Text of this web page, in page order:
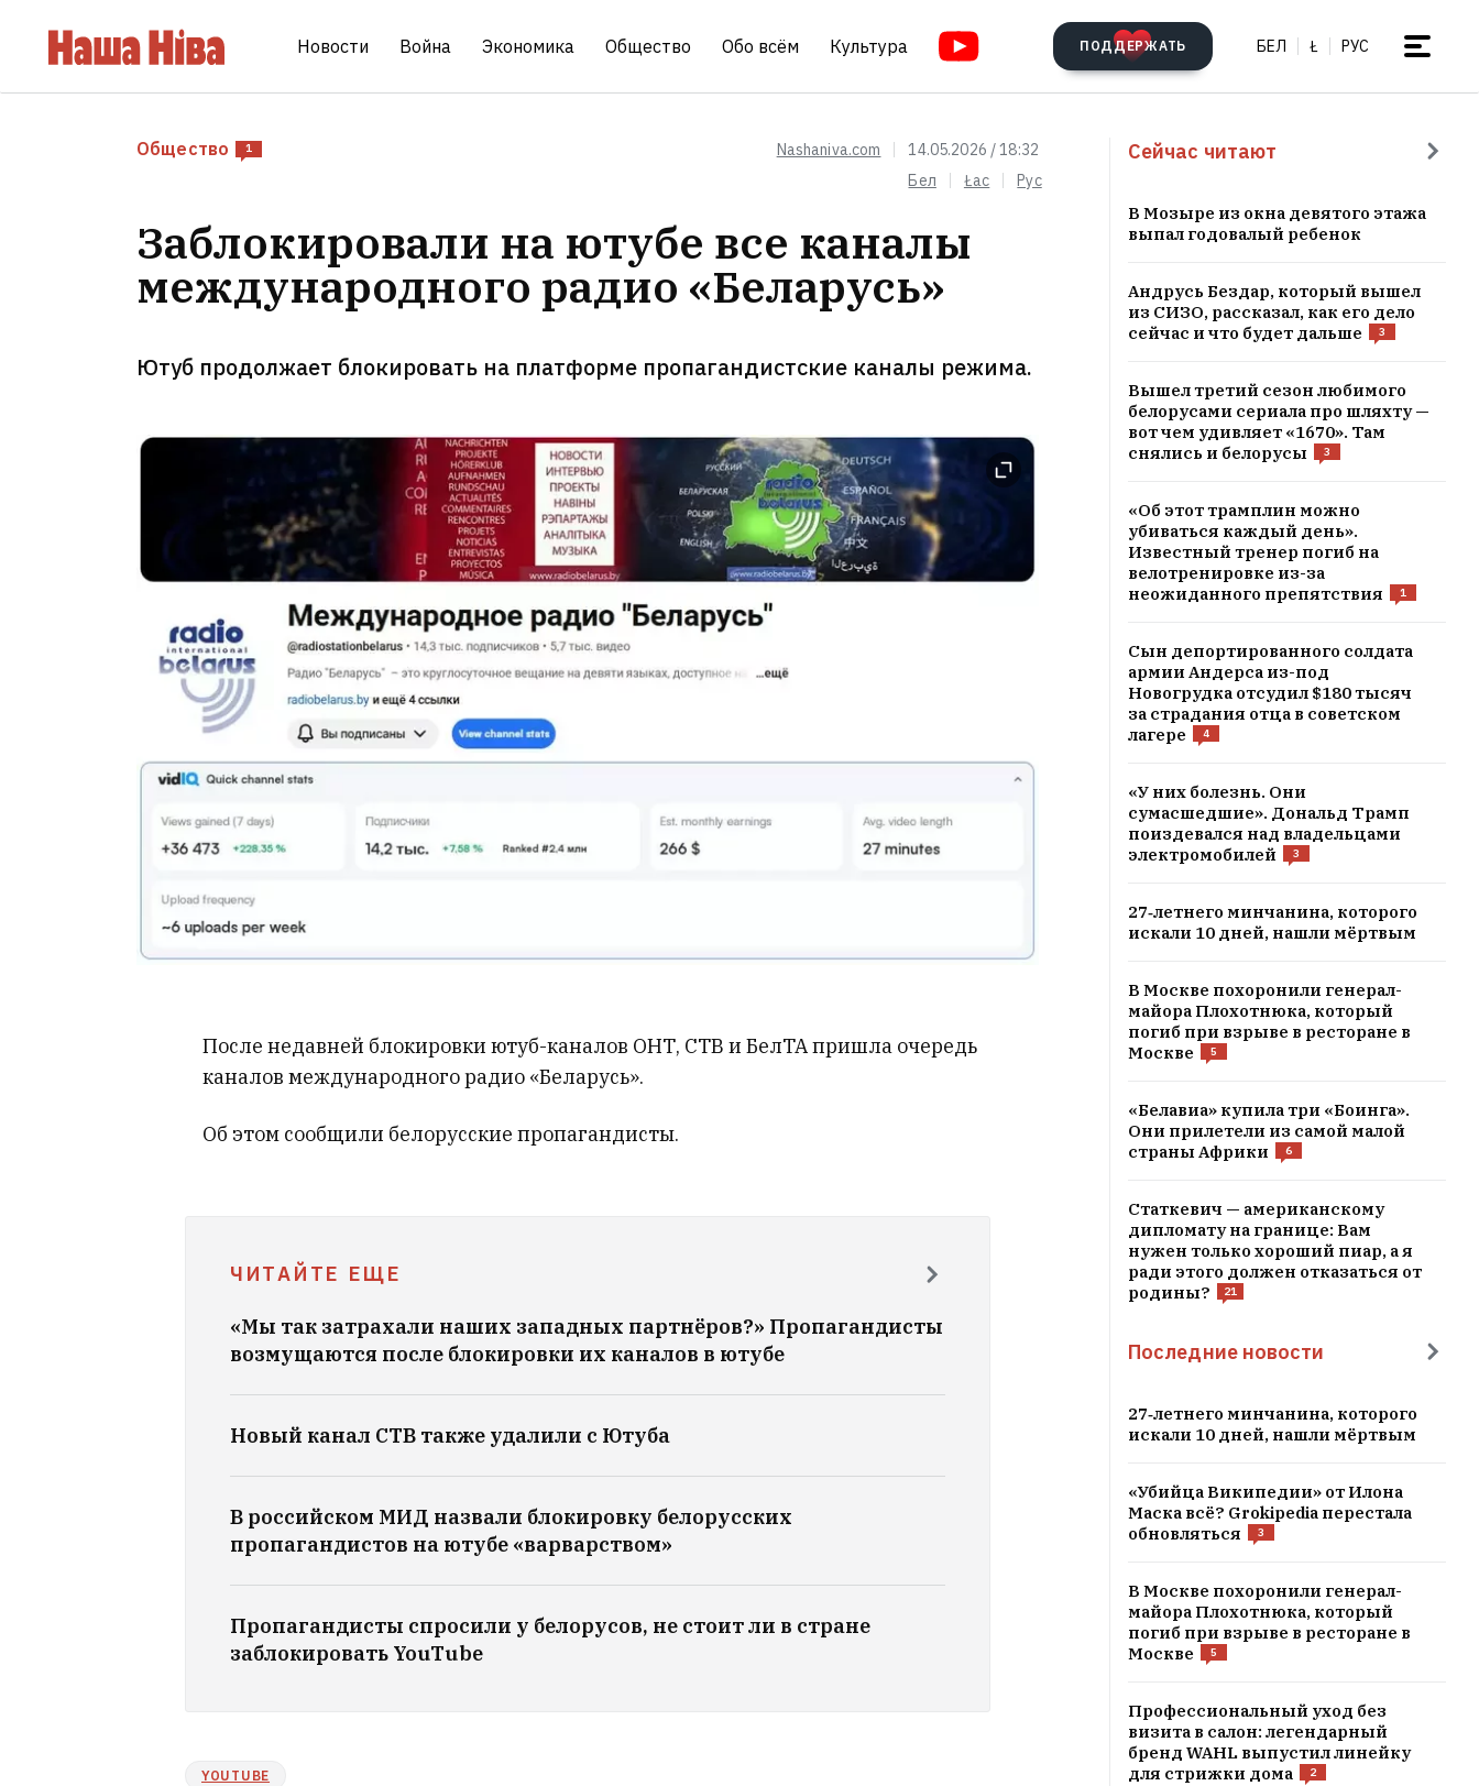
Новости Война Экономика Общество Обо всём Культура ПОДДЕРЖАТЬ БЕЛ Ł РУС
Общество 1 Nashaniva.com
14.05.2026 / 18:32
Бел
Łac Рус
Заблокировали на ютубе все каналы
международного радио «Беларусь»
Ютуб продолжает блокировать на платформе пропагандистские каналы режима.
После недавней блокировки ютуб-каналов ОНТ, СТВ и БелТА пришла очередь
каналов международного радио «Беларусь».
Об этом сообщили белорусские пропагандисты.
ЧИТАЙТЕ ЕЩЕ
«Мы так затрахали наших западных партнёров?» Пропагандисты
возмущаются после блокировки их каналов в ютубе
Новый канал СТВ также удалили с Ютуба
В российском МИД назвали блокировку белорусских
пропагандистов на ютубе «варварством»
Пропагандисты спросили у белорусов, не стоит ли в стране
заблокировать YouTube
YOUTUBE
Сейчас читают
В Мозыре из окна девятого этажа
выпал годовалый ребенок
Андрусь Бездар, который вышел
из СИЗО, рассказал, как его дело
сейчас и что будет дальше
3
Вышел третий сезон любимого
белорусами сериала про шляхту —
вот чем удивляет «1670». Там
снялись и белорусы
3
«Об этот трамплин можно
убиваться каждый день».
Известный тренер погиб на
велотренировке из-за
неожиданного препятствия
1
Сын депортированного солдата
армии Андерса из-под
Новогрудка отсудил $180 тысяч
за страдания отца в советском
лагере
4
«У них болезнь. Они
сумасшедшие». Дональд Трамп
поиздевался над владельцами
электромобилей
3
27‑летнего минчанина, которого
искали 10 дней, нашли мёртвым
В Москве похоронили генерал-
майора Плохотнюка, который
погиб при взрыве в ресторане в
Москве
5
«Белавиа» купила три «Боинга».
Они прилетели из самой малой
страны Африки
6
Статкевич — американскому
дипломату на границе: Вам
нужен только хороший пиар, а я
ради этого должен отказаться от
родины?
21
Последние новости
27‑летнего минчанина, которого
искали 10 дней, нашли мёртвым
«Убийца Википедии» от Илона
Маска всё? Grokipedia перестала
обновляться
3
В Москве похоронили генерал-
майора Плохотнюка, который
погиб при взрыве в ресторане в
Москве
5
Профессиональный уход без
визита в салон: легендарный
бренд WAHL выпустил линейку
для стрижки дома
2